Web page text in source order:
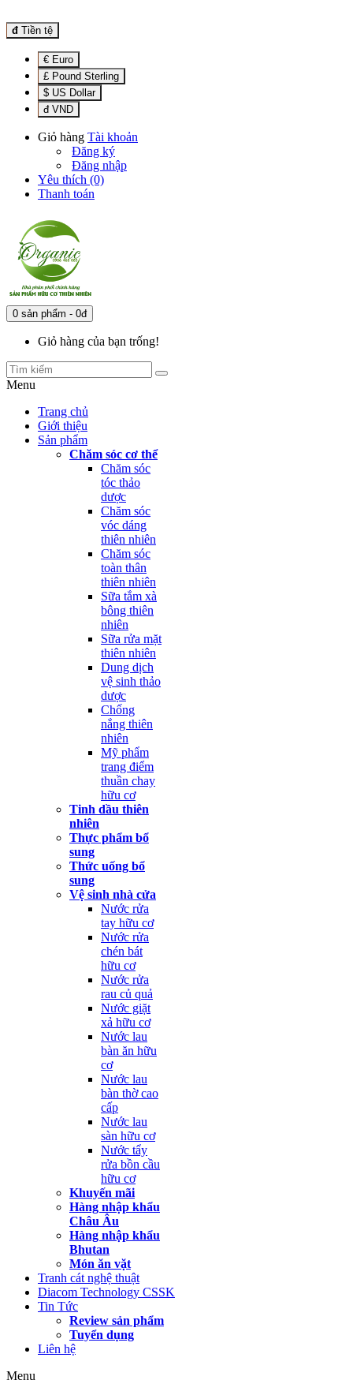
đ Tiền tệ
€ Euro
£ Pound Sterling
$ US Dollar
đ VND
Giỏ hàng Tài khoản
Đăng ký
Đăng nhập
Yêu thích (0)
Thanh toán
0 sản phẩm - 0đ
Giỏ hàng của bạn trống!
Menu
Trang chủ
Giới thiệu
Sản phẩm
Chăm sóc cơ thể
Chăm sóc
tóc thảo
dược
Chăm sóc
vóc dáng
thiên nhiên
Chăm sóc
toàn thân
thiên nhiên
Sữa tắm xà
bông thiên
nhiên
Sữa rửa mặt
thiên nhiên
Dung dịch
vệ sinh thảo
dược
Chống
nắng thiên
nhiên
Mỹ phẩm
trang điểm
thuần chay
hữu cơ
Tinh dầu thiên
nhiên
Thực phẩm bổ
sung
Thức uống bổ
sung
Vệ sinh nhà cửa
Nước rửa
tay hữu cơ
Nước rửa
chén bát
hữu cơ
Nước rửa
rau củ quả
Nước giặt
xả hữu cơ
Nước lau
bàn ăn hữu
cơ
Nước lau
bàn thờ cao
cấp
Nước lau
sàn hữu cơ
Nước tẩy
rửa bồn cầu
hữu cơ
Khuyến mãi
Hàng nhập khẩu
Châu Âu
Hàng nhập khẩu
Bhutan
Món ăn vặt
Tranh cát nghệ thuật
Diacom Technology CSSK
Tin Tức
Review sản phẩm
Tuyển dụng
Liên hệ
Menu